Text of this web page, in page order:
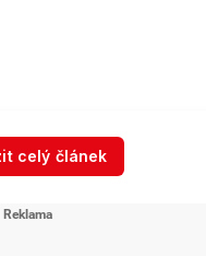
Při nehodě v
zemřeli 3
zranilo:
celý článek